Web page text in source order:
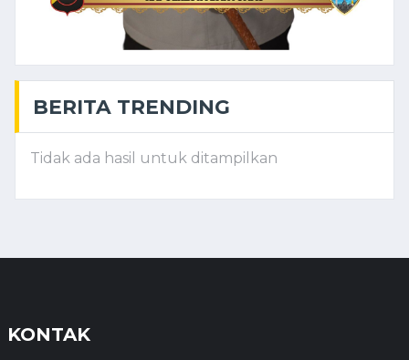
BERITA TRENDING
Tidak ada hasil untuk ditampilkan
KONTAK